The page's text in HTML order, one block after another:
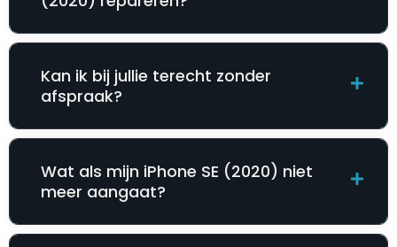
Kan ik bij jullie terecht zonder
afspraak?
Wat als mijn iPhone SE (2020) niet
meer aangaat?